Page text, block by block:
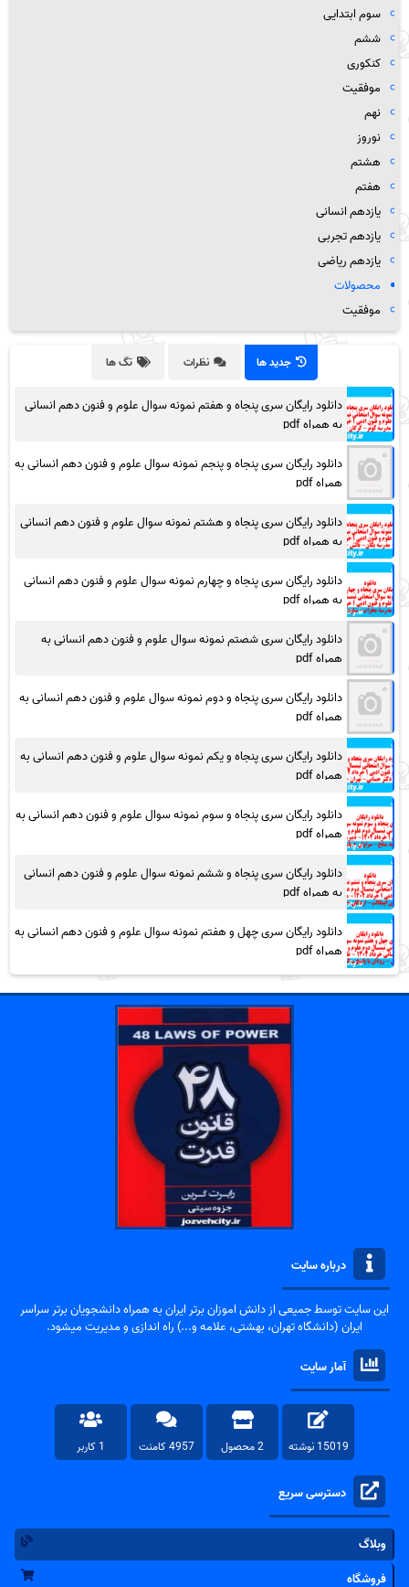
سوم ابتدایی
ششم
کنکوری
موفقیت
نهم
نوروز
هشتم
هفتم
یازدهم انسانی
یازدهم تجربی
یازدهم ریاضی
محصولات
موفقیت
جدید ها نظرات تگ ها
دانلود رایگان سری پنجاه و هفتم نمونه سوال علوم و فنون دهم انسانی
به همراه pdf
دانلود رایگان سری پنجاه و پنجم نمونه سوال علوم و فنون دهم انسانی به
همراه pdf
دانلود رایگان سری پنجاه و هشتم نمونه سوال علوم و فنون دهم انسانی
به همراه pdf
دانلود رایگان سری پنجاه و چهارم نمونه سوال علوم و فنون دهم انسانی
به همراه pdf
دانلود رایگان سری شصتم نمونه سوال علوم و فنون دهم انسانی به
همراه pdf
دانلود رایگان سری پنجاه و دوم نمونه سوال علوم و فنون دهم انسانی به
همراه pdf
دانلود رایگان سری پنجاه و یکم نمونه سوال علوم و فنون دهم انسانی به
همراه pdf
دانلود رایگان سری پنجاه و سوم نمونه سوال علوم و فنون دهم انسانی به
همراه pdf
دانلود رایگان سری پنجاه و ششم نمونه سوال علوم و فنون دهم انسانی
به همراه pdf
دانلود رایگان سری چهل و هفتم نمونه سوال علوم و فنون دهم انسانی به
همراه pdf
درباره سایت
این سایت توسط جمیعی از دانش اموزان برتر ایران به همراه دانشجویان برتر سراسر
ایران (دانشگاه تهران، بهشتی، علامه و...) راه اندازی و مدیریت میشود.
آمار سایت
15019 نوشته 2 محصول 4957 کامنت 1 کاربر
دسترسی سریع
وبلاگ
فروشگاه